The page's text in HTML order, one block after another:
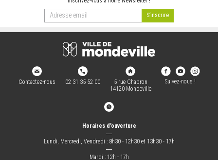
Contactez-nous 02 31 35 52 00
5 rue Chapron
14120 Mondeville
Suivez-nous !
Horaires d'ouverture
―
Lundi, Mercredi, Vendredi : 8h30 - 12h30 et 13h30 - 17h
―
Mardi : 12h - 17h